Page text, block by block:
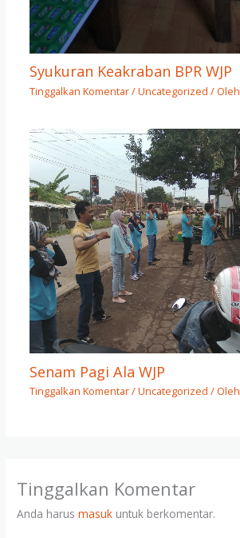
Syukuran Keakraban BPR WJP
Tinggalkan Komentar/Uncategorized / Oleh
Senam Pagi Ala WJP
Tinggalkan Komentar/Uncategorized / Oleh
Tinggalkan Komentar
Anda harusmasuk untuk berkomentar.